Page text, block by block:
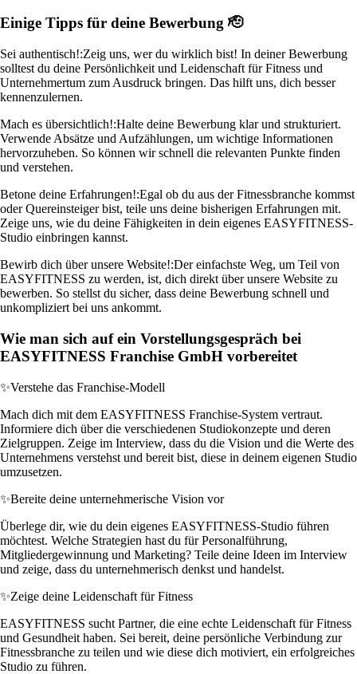
Einige Tipps für deine Bewerbung 🫡
Sei authentisch!:Zeig uns, wer du wirklich bist! In deiner Bewerbung
solltest du deine Persönlichkeit und Leidenschaft für Fitness und
Unternehmertum zum Ausdruck bringen. Das hilft uns, dich besser
kennenzulernen.
Mach es übersichtlich!:Halte deine Bewerbung klar und strukturiert.
Verwende Absätze und Aufzählungen, um wichtige Informationen
hervorzuheben. So können wir schnell die relevanten Punkte finden
und verstehen.
Betone deine Erfahrungen!:Egal ob du aus der Fitnessbranche kommst
oder Quereinsteiger bist, teile uns deine bisherigen Erfahrungen mit.
Zeige uns, wie du deine Fähigkeiten in dein eigenes EASYFITNESS-
Studio einbringen kannst.
Bewirb dich über unsere Website!:Der einfachste Weg, um Teil von
EASYFITNESS zu werden, ist, dich direkt über unsere Website zu
bewerben. So stellst du sicher, dass deine Bewerbung schnell und
unkompliziert bei uns ankommt.
Wie man sich auf ein Vorstellungsgespräch bei
EASYFITNESS Franchise GmbH vorbereitet
✨Verstehe das Franchise-Modell
Mach dich mit dem EASYFITNESS Franchise-System vertraut.
Informiere dich über die verschiedenen Studiokonzepte und deren
Zielgruppen. Zeige im Interview, dass du die Vision und die Werte des
Unternehmens verstehst und bereit bist, diese in deinem eigenen Studio
umzusetzen.
✨Bereite deine unternehmerische Vision vor
Überlege dir, wie du dein eigenes EASYFITNESS-Studio führen
möchtest. Welche Strategien hast du für Personalführung,
Mitgliedergewinnung und Marketing? Teile deine Ideen im Interview
und zeige, dass du unternehmerisch denkst und handelst.
✨Zeige deine Leidenschaft für Fitness
EASYFITNESS sucht Partner, die eine echte Leidenschaft für Fitness
und Gesundheit haben. Sei bereit, deine persönliche Verbindung zur
Fitnessbranche zu teilen und wie diese dich motiviert, ein erfolgreiches
Studio zu führen.